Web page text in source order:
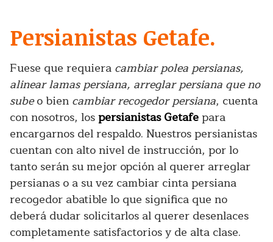
Persianistas Getafe.
Fuese que requiera cambiar polea persianas,
alinear lamas persiana, arreglar persiana que no
subeo bien cambiar recogedor persiana, cuenta
con nosotros, lospersianistas Getafepara
encargarnos del respaldo. Nuestros persianistas
cuentan con alto nivel de instrucción, por lo
tanto serán su mejor opción al querer arreglar
persianas o a su vez cambiar cinta persiana
recogedor abatible lo que significa que no
deberá dudar solicitarlos al querer desenlaces
completamente satisfactorios y de alta clase.